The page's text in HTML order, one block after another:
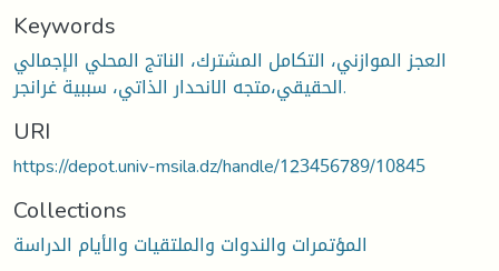
Keywords
العجز الموازني، التكامل المشترك، الناتج المحلي الإجمالي
الحقيقي،متجه الانحدار الذاتي، سببية غرانجر.
URI
https://depot.univ-msila.dz/handle/123456789/10845
Collections
المؤتمرات والندوات والملتقيات والأيام الدراسة